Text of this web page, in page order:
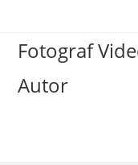
springen
Fotograf
Autor